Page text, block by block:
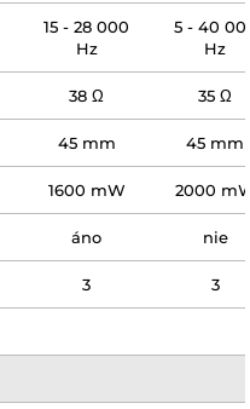
15 - 28 000
Hz
5 - 40 000
Hz
38 Ω 35 Ω
45 mm 45 mm
1600 mW 2000 mW
áno nie
3 3